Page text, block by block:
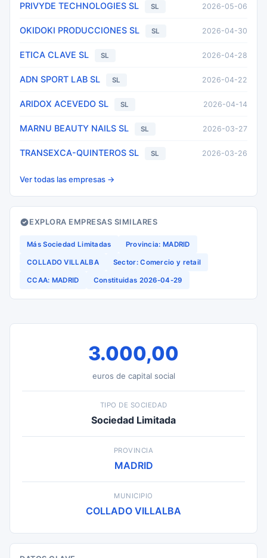
PRIVYDE TECHNOLOGIES SL SL 2026-05-06
OKIDOKI PRODUCCIONES SL SL 2026-04-30
ETICA CLAVE SL SL 2026-04-28
ADN SPORT LAB SL SL 2026-04-22
ARIDOX ACEVEDO SL SL 2026-04-14
MARNU BEAUTY NAILS SL SL 2026-03-27
TRANSEXCA-QUINTEROS SL SL 2026-03-26
Ver todas las empresas →
EXPLORA EMPRESAS SIMILARES
Más Sociedad Limitadas Provincia: MADRID
COLLADO VILLALBA Sector: Comercio y retail
CCAA: MADRID Constituidas 2026-04-29
3.000,00
euros de capital social
TIPO DE SOCIEDAD
Sociedad Limitada
PROVINCIA
MADRID
MUNICIPIO
COLLADO VILLALBA